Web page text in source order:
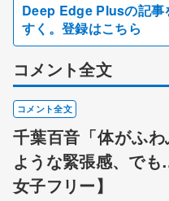
Deep Edge Plusの記
すく。登録はこちら
コメント全文
コメント全文
千葉百音「体がふ
ような緊張感、で
女子フリー】